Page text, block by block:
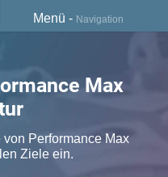
Menü - Navigation
Max
Performance Max
Ziele ein.